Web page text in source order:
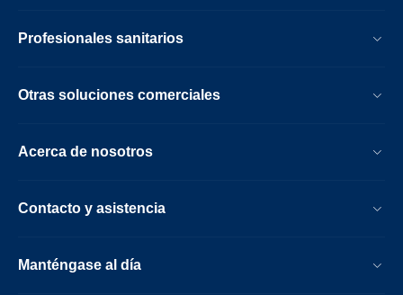
Profesionales sanitarios
Otras soluciones comerciales
Acerca de nosotros
Contacto y asistencia
Manténgase al día